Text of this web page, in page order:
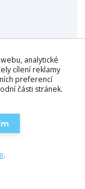
analytické
cílení reklamy
preferencí
části stránek.
.